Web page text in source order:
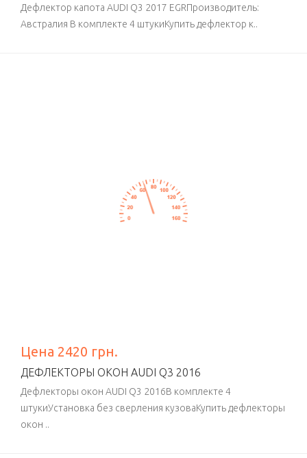
Дефлектор капота AUDI Q3 2017 EGRПроизводитель:
Австралия В комплекте 4 штукиКупить дефлектор к..
Цена 2420 грн.
ДЕФЛЕКТОРЫ ОКОН AUDI Q3 2016
Дефлекторы окон AUDI Q3 2016В комплекте 4
штукиУстановка без сверления кузоваКупить дефлекторы
окон ..